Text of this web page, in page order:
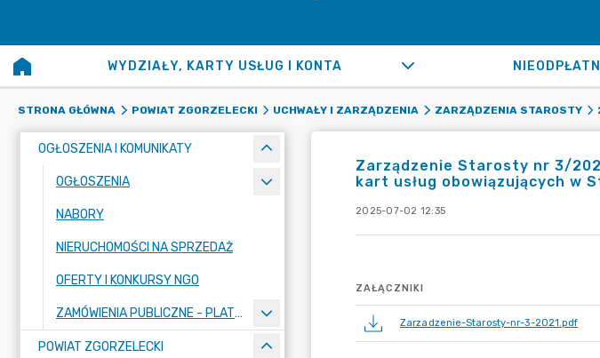
WYDZIAŁY, KARTY USŁUG I KONTA
STRONA GŁÓWNA POWIAT ZGORZELECKI UCHWAŁY I ZARZĄDZENIA ZARZĄDZENIA STAROSTY
OGŁOSZENIA I KOMUNIKATY
OGŁOSZENIA
NABORY
NIERUCHOMOŚCI NA SPRZEDAŻ
OFERTY I KONKURSY NGO
ZAMÓWIENIA PUBLICZNE - PLATFORMA ZAKUPOWA
POWIAT ZGORZELECKI
Zarządzenie Starosty nr 3/
kart usług obowiązujących w
2025-07-02 12:35
ZAŁĄCZNIKI
Zarzadzenie-Starosty-nr-3-2021.pdf